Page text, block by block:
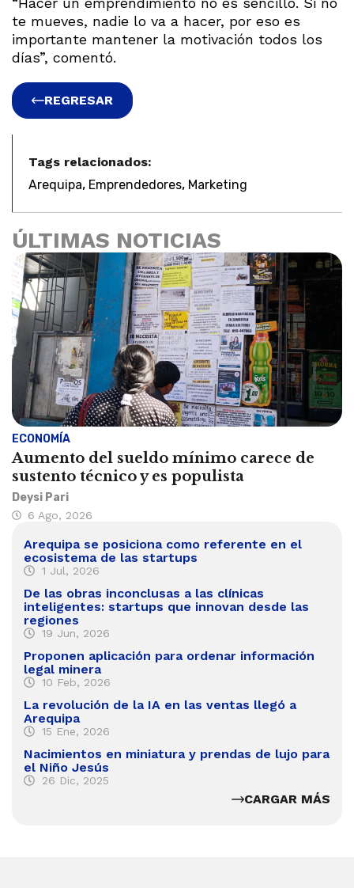
te mueves, nadie lo va a hacer, por eso es
importante mantener la motivación todos los
días”, comentó.
REGRESAR
Tags relacionados:
Arequipa, Emprendedores, Marketing
ÚLTIMAS NOTICIAS
ECONOMÍA
Aumento del sueldo mínimo carece de
sustento técnico y es populista
Deysi Pari
6 Ago, 2026
Arequipa se posiciona como referente en el
ecosistema de las startups
1 Jul, 2026
De las obras inconclusas a las clínicas
inteligentes: startups que innovan desde las
regiones
19 Jun, 2026
Proponen aplicación para ordenar información
legal minera
10 Feb, 2026
La revolución de la IA en las ventas llegó a
Arequipa
15 Ene, 2026
Nacimientos en miniatura y prendas de lujo para
el Niño Jesús
26 Dic, 2025
CARGAR MÁS